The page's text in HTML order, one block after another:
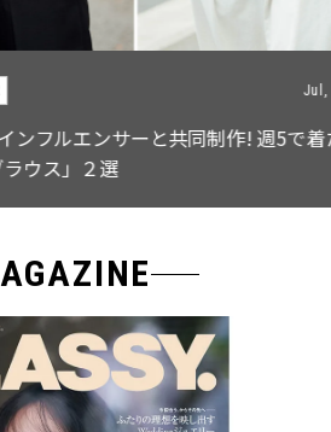
Jul, 15,2026
ンサーと共同制作! 週5で着たく
２選